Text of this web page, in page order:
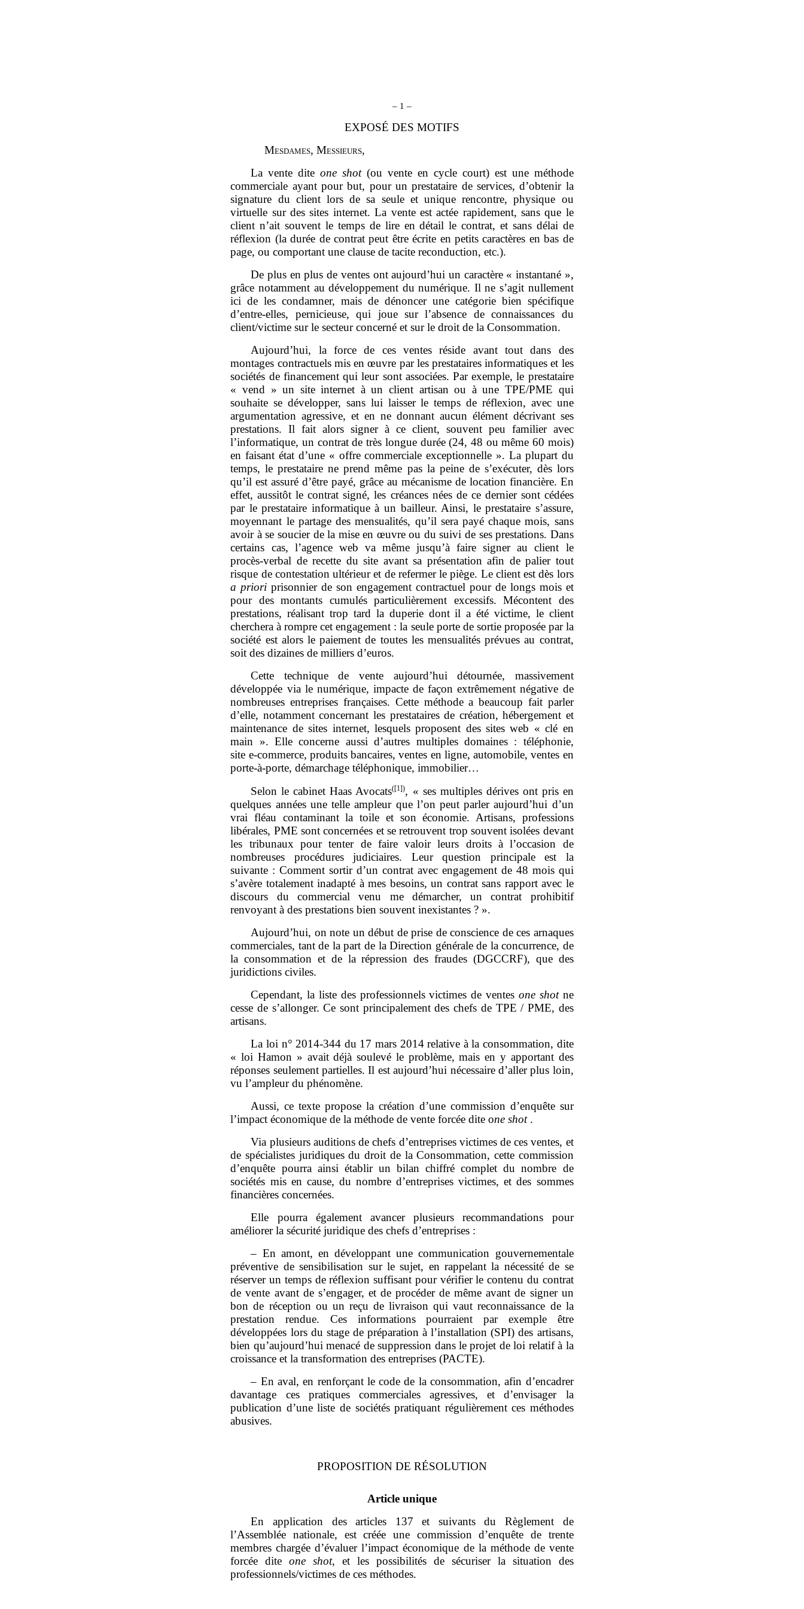
– 1 –
EXPOSÉ DES MOTIFS
Mesdames, Messieurs,
La vente diteoneshot(ou vente en cycle court) est une méthode
commerciale ayant pour but, pour un prestataire de services, d’obtenir la
signature du client lors de sa seule et unique rencontre, physique ou
virtuelle sur des sites internet. La vente est actée rapidement, sans que le
client n’ait souvent le temps de lire en détail le contrat, et sans délai de
réflexion (la durée de contrat peut être écrite en petits caractères en bas de
page, ou comportant une clause de tacite reconduction, etc.).
De plus en plus de ventes ont aujourd’hui un caractère « instantané »,
grâce notamment au développement du numérique. Il ne s’agit nullement
ici de les condamner, mais de dénoncer une catégorie bien spécifique
d’entre‑elles, pernicieuse, qui joue sur l’absence de connaissances du
client/victime sur le secteur concerné et sur le droit de la Consommation.
Aujourd’hui, la force de ces ventes réside avant tout dans des
montages contractuels mis en œuvre par les prestataires informatiques et les
sociétés de financement qui leur sont associées. Par exemple, le prestataire
« vend » un site internet à un client artisan ou à une TPE/PME qui
souhaite se développer, sans lui laisser le temps de réflexion, avec une
argumentation agressive, et en ne donnant aucun élément décrivant ses
prestations. Il fait alors signer à ce client, souvent peu familier avec
l’informatique, un contrat de très longue durée (24, 48 ou même 60 mois)
en faisant état d’une « offre commerciale exceptionnelle ». La plupart du
temps, le prestataire ne prend même pas la peine de s’exécuter, dès lors
qu’il est assuré d’être payé, grâce au mécanisme de location financière. En
effet, aussitôt le contrat signé, les créances nées de ce dernier sont cédées
par le prestataire informatique à un bailleur. Ainsi, le prestataire s’assure,
moyennant le partage des mensualités, qu’il sera payé chaque mois, sans
avoir à se soucier de la mise en œuvre ou du suivi de ses prestations. Dans
certains cas, l’agence web va même jusqu’à faire signer au client le
procès‑verbal de recette du site avant sa présentation afin de palier tout
risque de contestation ultérieur et de refermer le piège. Le client est dès lors
a priori prisonnier de son engagement contractuel pour de longs mois et
pour des montants cumulés particulièrement excessifs. Mécontent des
prestations, réalisant trop tard la duperie dont il a été victime, le client
cherchera à rompre cet engagement : la seule porte de sortie proposée par la
société est alors le paiement de toutes les mensualités prévues au contrat,
soit des dizaines de milliers d’euros.
Cette technique de vente aujourd’hui détournée, massivement
développée via le numérique, impacte de façon extrêmement négative de
nombreuses entreprises françaises. Cette méthode a beaucoup fait parler
d’elle, notamment concernant les prestataires de création, hébergement et
maintenance de sites internet, lesquels proposent des sites web « clé en
main ». Elle concerne aussi d’autres multiples domaines : téléphonie,
site e‑commerce, produits bancaires, ventes en ligne, automobile, ventes en
porte‑à‑porte, démarchage téléphonique, immobilier…
Selon le cabinet Haas Avocats([1]), « ses multiples dérives ont pris en
quelques années une telle ampleur que l’on peut parler aujourd’hui d’un
vrai fléau contaminant la toile et son économie. Artisans, professions
libérales, PME sont concernées et se retrouvent trop souvent isolées devant
les tribunaux pour tenter de faire valoir leurs droits à l’occasion de
nombreuses procédures judiciaires. Leur question principale est la
suivante : Comment sortir d’un contrat avec engagement de 48 mois qui
s’avère totalement inadapté à mes besoins, un contrat sans rapport avec le
discours du commercial venu me démarcher, un contrat prohibitif
renvoyant à des prestations bien souvent inexistantes ? ».
Aujourd’hui, on note un début de prise de conscience de ces arnaques
commerciales, tant de la part de la Direction générale de la concurrence, de
la consommation et de la répression des fraudes (DGCCRF), que des
juridictions civiles.
Cependant, la liste des professionnels victimes de ventes one shotne
cesse de s’allonger. Ce sont principalement des chefs de TPE / PME, des
artisans.
La loi n° 2014‑344 du 17 mars 2014 relative à la consommation, dite
« loi Hamon » avait déjà soulevé le problème, mais en y apportant des
réponses seulement partielles. Il est aujourd’hui nécessaire d’aller plus loin,
vu l’ampleur du phénomène.
Aussi, ce texte propose la création d’une commission d’enquête sur
l’impact économique de la méthode de vente forcée dite one shot.
Via plusieurs auditions de chefs d’entreprises victimes de ces ventes, et
de spécialistes juridiques du droit de la Consommation, cette commission
d’enquête pourra ainsi établir un bilan chiffré complet du nombre de
sociétés mis en cause, du nombre d’entreprises victimes, et des sommes
financières concernées.
Elle pourra également avancer plusieurs recommandations pour
améliorer la sécurité juridique des chefs d’entreprises :
– En amont, en développant une communication gouvernementale
préventive de sensibilisation sur le sujet, en rappelant la nécessité de se
réserver un temps de réflexion suffisant pour vérifier le contenu du contrat
de vente avant de s’engager, et de procéder de même avant de signer un
bon de réception ou un reçu de livraison qui vaut reconnaissance de la
prestation rendue. Ces informations pourraient par exemple être
développées lors du stage de préparation à l’installation (SPI) des artisans,
bien qu’aujourd’hui menacé de suppression dans le projet de loi relatif à la
croissance et la transformation des entreprises (PACTE).
– En aval, en renforçant le code de la consommation, afin d’encadrer
davantage ces pratiques commerciales agressives, et d’envisager la
publication d’une liste de sociétés pratiquant régulièrement ces méthodes
abusives.
PROPOSITION DE RÉSOLUTION
Article unique
En application des articles 137 et suivants du Règlement de
l’Assemblée nationale, est créée une commission d’enquête de trente
membres chargée d’évaluer l’impact économique de la méthode de vente
forcée diteone shot, et les possibilités de sécuriser la situation des
professionnels/victimes de ces méthodes.